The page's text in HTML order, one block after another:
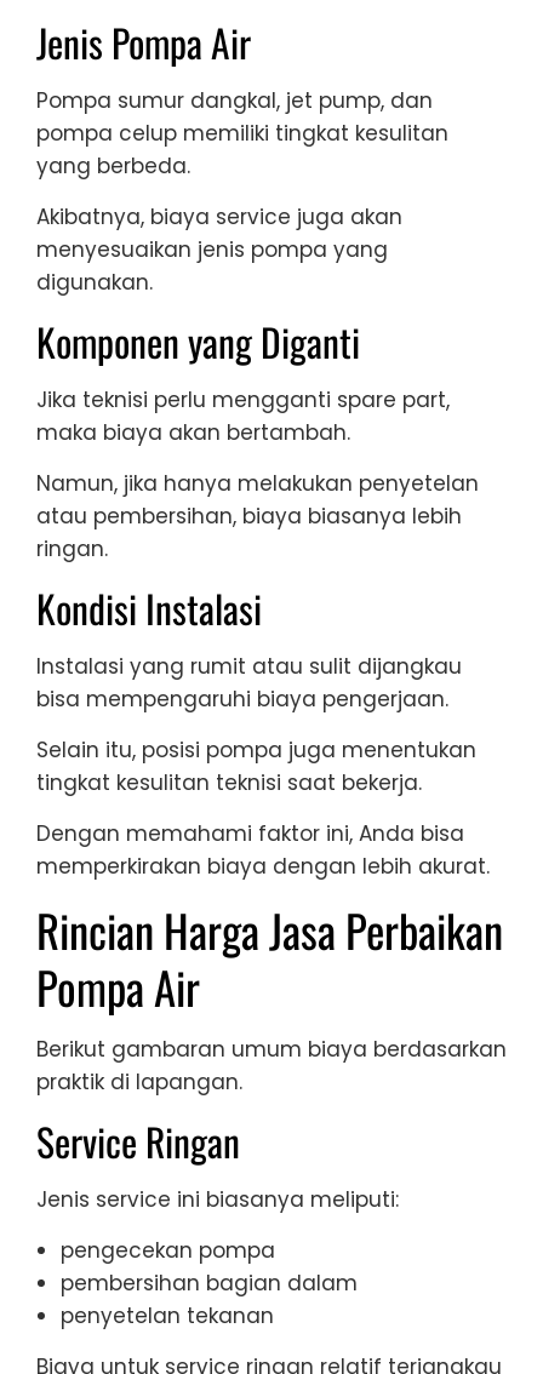
Jenis Pompa Air
Pompa sumur dangkal, jet pump, dan
pompa celup memiliki tingkat kesulitan
yang berbeda.
Akibatnya, biaya service juga akan
menyesuaikan jenis pompa yang
digunakan.
Komponen yang Diganti
Jika teknisi perlu mengganti spare part,
maka biaya akan bertambah.
Namun, jika hanya melakukan penyetelan
atau pembersihan, biaya biasanya lebih
ringan.
Kondisi Instalasi
Instalasi yang rumit atau sulit dijangkau
bisa mempengaruhi biaya pengerjaan.
Selain itu, posisi pompa juga menentukan
tingkat kesulitan teknisi saat bekerja.
Dengan memahami faktor ini, Anda bisa
memperkirakan biaya dengan lebih akurat.
Rincian Harga Jasa Perbaikan
Pompa Air
Berikut gambaran umum biaya berdasarkan
praktik di lapangan.
Service Ringan
Jenis service ini biasanya meliputi:
pengecekan pompa
pembersihan bagian dalam
penyetelan tekanan
Biaya untuk service ringan relatif terjangkau